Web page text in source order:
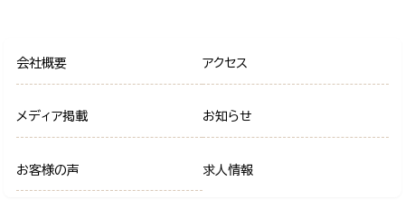
会社概要 アクセス
メディア掲載 お知らせ
お客様の声 求人情報